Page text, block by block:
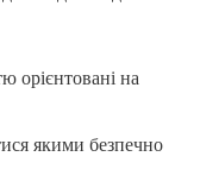
орієнтовані на
якими безпечно